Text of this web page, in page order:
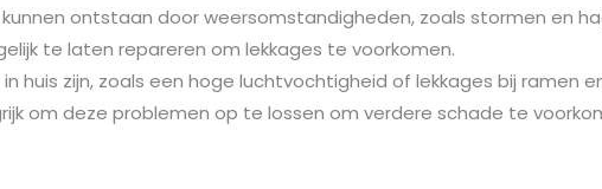
ontstaan door weersomstandigheden, zoals stormen en
te laten repareren om lekkages te voorkomen.
huis zijn, zoals een hoge luchtvochtigheid of lekkages bij ramen
om deze problemen op te lossen om verdere schade te